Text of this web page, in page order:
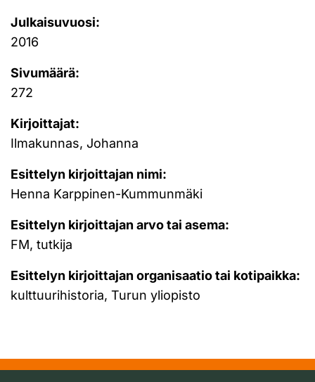
Julkaisuvuosi:
2016
Sivumäärä:
272
Kirjoittajat:
Ilmakunnas, Johanna
Esittelyn kirjoittajan nimi:
Henna Karppinen-Kummunmäki
Esittelyn kirjoittajan arvo tai asema:
FM, tutkija
Esittelyn kirjoittajan organisaatio tai kotipaikka:
kulttuurihistoria, Turun yliopisto